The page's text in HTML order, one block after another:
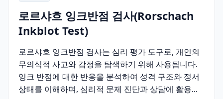
로르샤흐 잉크반점 검사(Rorschach
Inkblot Test)
로르샤흐 잉크반점 검사는 심리 평가 도구로, 개인의
무의식적 사고와 감정을 탐색하기 위해 사용됩니다.
잉크 반점에 대한 반응을 분석하여 성격 구조와 정서
상태를 이해하며, 심리적 문제 진단과 상담에 활용...